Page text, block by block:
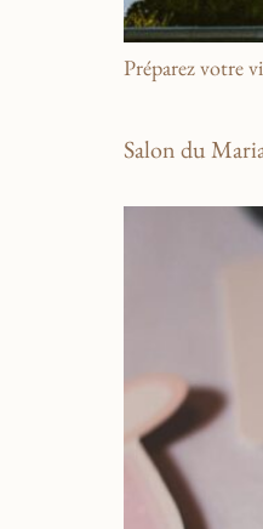
Préparez votre
Salon du